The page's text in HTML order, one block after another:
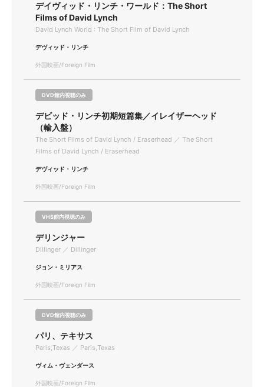
デイヴィッド・リンチ・ワールド：The Short
Films of David Lynch
David Lynch World : The Short Film of David Lynch
デヴィッド・リンチ
外国映画/Foreign Film
DVD館内視聴のみ
デビッド・リンチ初期短篇集／イレイザーヘッド
（輸入盤）
The Short Films of David Lynch / Eraserhead ／ The Short
Films of David Lynch / Eraserhead
デヴィッド・リンチ
外国映画/Foreign Film
VHS館内視聴のみ
デリンジャー
Dillinger ／ Dillinger
ジョン・ミリアス
外国映画/Foreign Film
DVD館内視聴のみ
パリ、テキサス
Paris,Texas ／ Paris,Texas
ヴィム・ヴェンダース
外国映画/Foreign Film